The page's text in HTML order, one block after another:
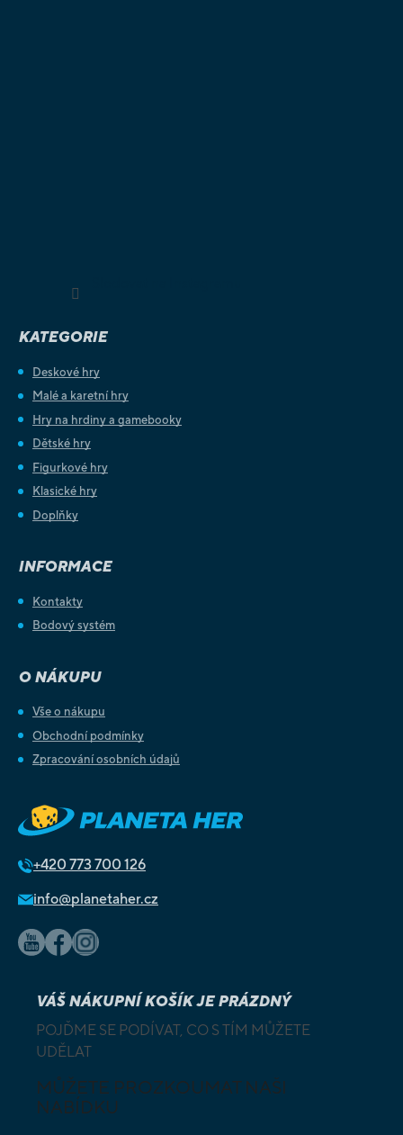
KATEGORIE
Deskové hry
Malé a karetní hry
Hry na hrdiny a gamebooky
Dětské hry
Figurkové hry
Klasické hry
Doplňky
INFORMACE
Kontakty
Bodový systém
O NÁKUPU
Vše o nákupu
Obchodní podmínky
Zpracování osobních údajů
+420 773 700 126
info@planetaher.cz
VÁŠ NÁKUPNÍ KOŠÍK JE PRÁZDNÝ
POJĎME SE PODÍVAT, CO S TÍM MŮŽETE
UDĚLAT
MŮŽETE PROZKOUMAT NAŠI
NABÍDKU